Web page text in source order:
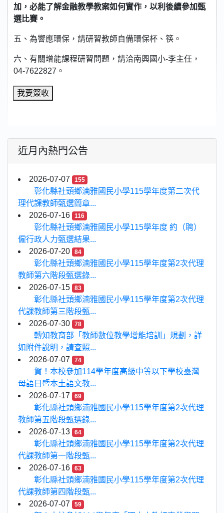
加，必能了解金融教學教案如何實作，以利後續參加甄
選比賽。
五、為響應環保，請研習教師自備環保杯、筷。
六、有關增能課程研習問題，請洽南興國小-李主任，
04-7622827。
我要簽收
近月內熱門公告
2026-07-07 155
彰化縣社頭鄉湳雅國民小學115學年度第二次代
理代課教師甄選簡章...
2026-07-16
116
彰化縣社頭鄉湳雅國民小學115學年度 約（聘）
僱行政人力甄選結果...
2026-07-20
84
彰化縣社頭鄉湳雅國民小學115學年度第2次代理
教師第六階段甄選錄...
2026-07-15
83
彰化縣社頭鄉湳雅國民小學115學年度第2次代理
代課教師第三階段甄...
2026-07-30
78
轉知教育部「教師數位教學增能培訓」規劃，詳
如附件說明，請查照...
2026-07-07
74
賀！本校參加114學年度高級中等以下學校臺灣
母語日暨本土語文教...
2026-07-17
69
彰化縣社頭鄉湳雅國民小學115學年度第2次代理
教師第五階段甄選錄...
2026-07-13
64
彰化縣社頭鄉湳雅國民小學115學年度第2次代理
代課教師第一階段甄...
2026-07-16
63
彰化縣社頭鄉湳雅國民小學115學年度第2次代理
代課教師第四階段甄...
2026-07-07
59